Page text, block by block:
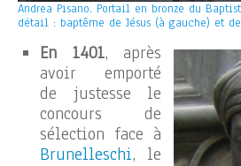
Andrea Pisano. Portail en bronze du
détail : baptême de Jésus (à gauche) et
En 1401, après
avoir emporté
de justesse le
concours de
sélection face à
Brunelleschi, le